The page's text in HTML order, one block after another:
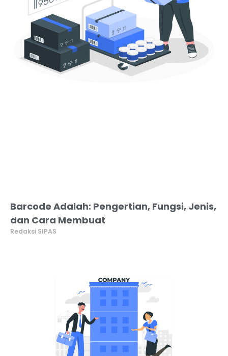
Barcode Adalah: Pengertian, Fungsi, Jenis,
dan Cara Membuat
Redaksi SIPAS